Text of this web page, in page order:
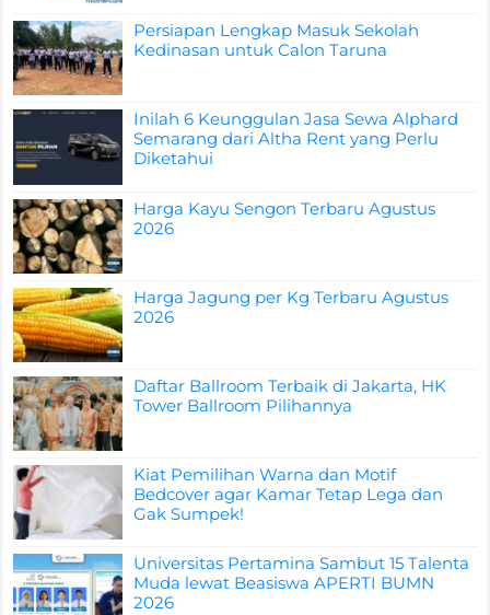
Persiapan Lengkap Masuk Sekolah
Kedinasan untuk Calon Taruna
Inilah 6 Keunggulan Jasa Sewa Alphard
Semarang dari Altha Rent yang Perlu
Diketahui
Harga Kayu Sengon Terbaru Agustus
2026
Harga Jagung per Kg Terbaru Agustus
2026
Daftar Ballroom Terbaik di Jakarta, HK
Tower Ballroom Pilihannya
Kiat Pemilihan Warna dan Motif
Bedcover agar Kamar Tetap Lega dan
Gak Sumpek!
Universitas Pertamina Sambut 15 Talenta
Muda lewat Beasiswa APERTI BUMN
2026